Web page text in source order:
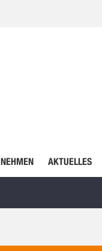
AKTUELLES